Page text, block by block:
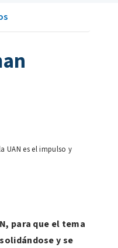
UAN es el impulso y
para que el tema
y se